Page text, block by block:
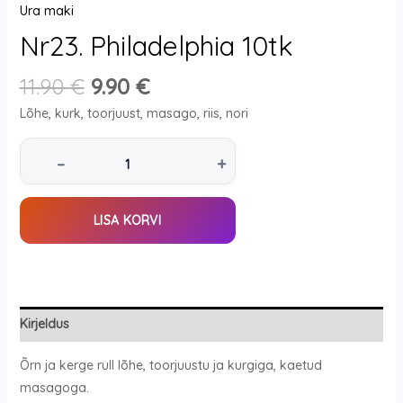
Ura maki
Nr23. Philadelphia 10tk
11.90€ 9.90 €
Lõhe, kurk, toorjuust, masago, riis, nori
– +
LISA KORVI
Kirjeldus
Õrn ja kerge rull lõhe, toorjuustu ja kurgiga, kaetud
masagoga.